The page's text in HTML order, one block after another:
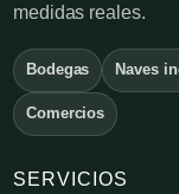
medidas reales.
Bodegas Naves
Comercios
SERVICIOS